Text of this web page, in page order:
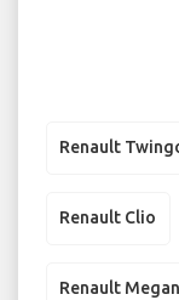
Renault
Renault Clio
Renault